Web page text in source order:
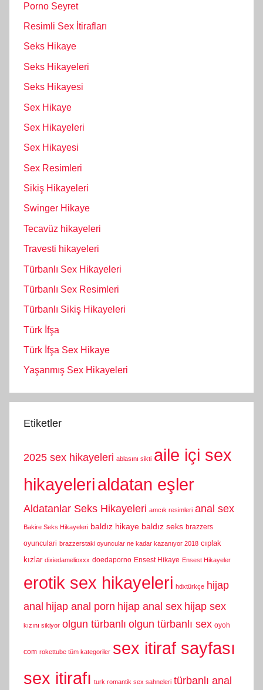
Porno Seyret
Resimli Sex İtirafları
Seks Hikaye
Seks Hikayeleri
Seks Hikayesi
Sex Hikaye
Sex Hikayeleri
Sex Hikayesi
Sex Resimleri
Sikiş Hikayeleri
Swinger Hikaye
Tecavüz hikayeleri
Travesti hikayeleri
Türbanlı Sex Hikayeleri
Türbanlı Sex Resimleri
Türbanlı Sikiş Hikayeleri
Türk İfşa
Türk İfşa Sex Hikaye
Yaşanmış Sex Hikayeleri
Etiketler
2025 sex hikayeleri ablasını sikti aile içi sex
hikayelerialdatan eşler
Aldatanlar Seks Hikayeleri amcık resimleri anal sex
Bakire Seks Hikayeleri baldız hikaye baldız seks brazzers
oyunculari brazzerstaki oyuncular ne kadar kazanıyor 2018 cıplak
kızlar dixiedamelioxxx doedaporno Ensest Hikaye Ensest Hikayeler
erotik sex hikayeleri hdxtürkçe hijap
anal hijap anal porn hijap anal sex hijap sex
kızını sikiyor olgun türbanlı olgun türbanlı sex oyoh
com rokettube tüm kategoriler sex itiraf sayfası
sex itirafı turk romantik sex sahneleri türbanlı anal